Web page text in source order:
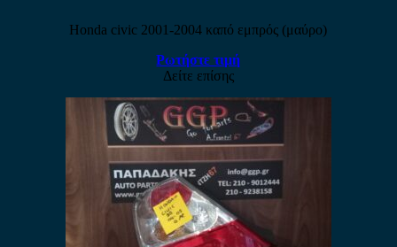
Honda civic 2001-2004 καπό εμπρός (μαύρο)
Ρωτήστε τιμή
Δείτε επίσης